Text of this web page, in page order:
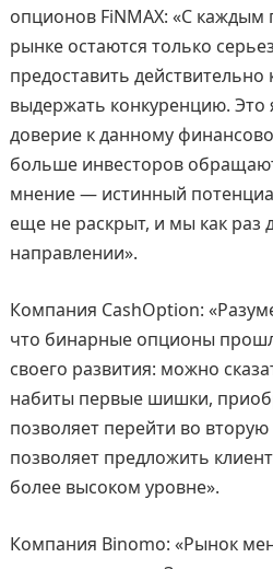
опционов FiNMAX: «С
рынке остаются только
предоставить
выдержать конкуренцию.
доверие к данному
больше инвесторов
мнение — истинный
еще не раскрыт, и мы как раз
направлении».
Компания CashOption:
что бинарные опционы
своего развития: можно
набиты первые шишки,
позволяет перейти во
позволяет предложить
более высоком уровне».
Компания Binomo: «Рынок